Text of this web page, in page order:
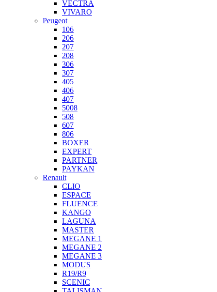
VECTRA
VIVARO
Peugeot
106
206
207
208
306
307
405
406
407
5008
508
607
806
BOXER
EXPERT
PARTNER
PAYKAN
Renault
CLIO
ESPACE
FLUENCE
KANGO
LAGUNA
MASTER
MEGANE 1
MEGANE 2
MEGANE 3
MODUS
R19/R9
SCENIC